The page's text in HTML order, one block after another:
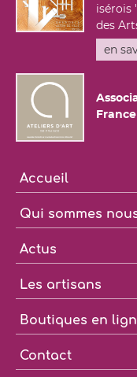
Accueil
Qui sommes
Actus
Les artisans
Boutiques en
Contact
isérois
des
en
France